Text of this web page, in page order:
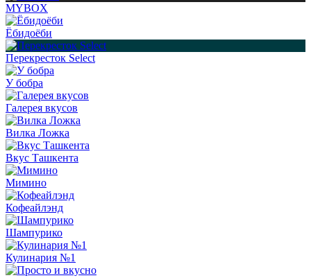
MYBOX
Ёбидоёби
Перекресток Select
У бобра
Галерея вкусов
Вилка Ложка
Вкус Ташкента
Мимино
Кофеайлэнд
Шампурико
Кулинария №1